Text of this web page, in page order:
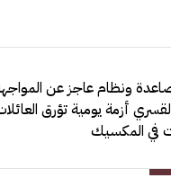
ونظام عاجز عن
أزمة يومية تؤرق
في المكسيك